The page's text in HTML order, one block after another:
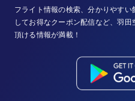
フライト情報の検索、分かりやす
してお得なクーポン配信など、羽
頂ける情報が満載！